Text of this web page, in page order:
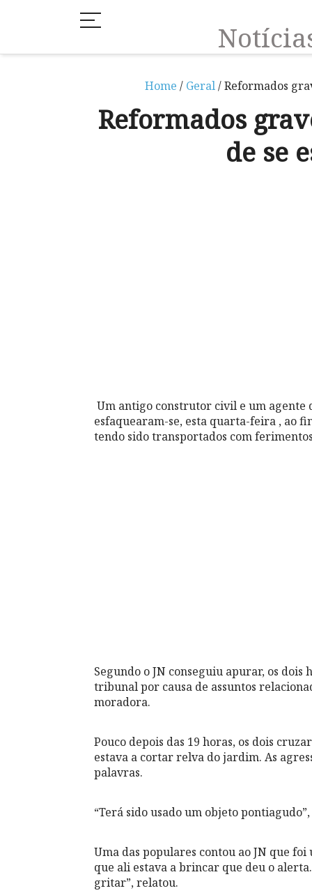
Home / Geral/ Reformados
Reformados
de se
Um antigo construtor civil e um agente
esfaquearam-se, esta quarta-feira , ao
tendo sido transportados com
Segundo o JN conseguiu apurar, os
tribunal por causa de assuntos
moradora.
Pouco depois das 19 horas, os dois
estava a cortar relva do jardim. As
palavras.
“Terá sido usado um objeto
Uma das populares contou ao JN que
que ali estava a brincar que deu o
gritar”, relatou.